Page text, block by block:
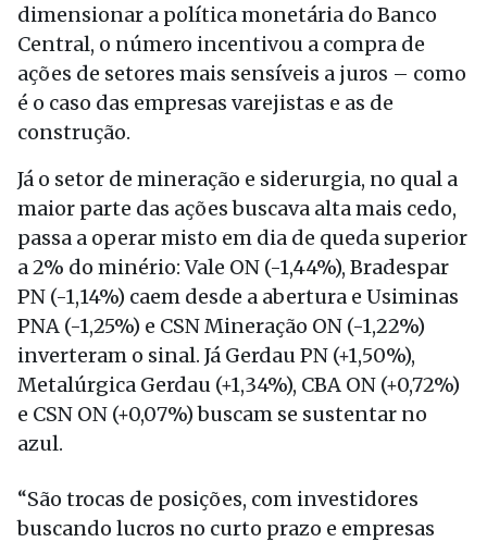
dimensionar a política monetária do Banco
Central, o número incentivou a compra de
ações de setores mais sensíveis a juros – como
é o caso das empresas varejistas e as de
construção.
Já o setor de mineração e siderurgia, no qual a
maior parte das ações buscava alta mais cedo,
passa a operar misto em dia de queda superior
a 2% do minério: Vale ON (-1,44%), Bradespar
PN (-1,14%) caem desde a abertura e Usiminas
PNA (-1,25%) e CSN Mineração ON (-1,22%)
inverteram o sinal. Já Gerdau PN (+1,50%),
Metalúrgica Gerdau (+1,34%), CBA ON (+0,72%)
e CSN ON (+0,07%) buscam se sustentar no
azul.
“São trocas de posições, com investidores
buscando lucros no curto prazo e empresas